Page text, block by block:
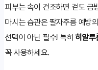
피부는 속이 건조하면 겉도 금
마시는 습관은 팔자주름 예방
선택이 아닌 필수! 특히 히알루
꼭 사용하세요.